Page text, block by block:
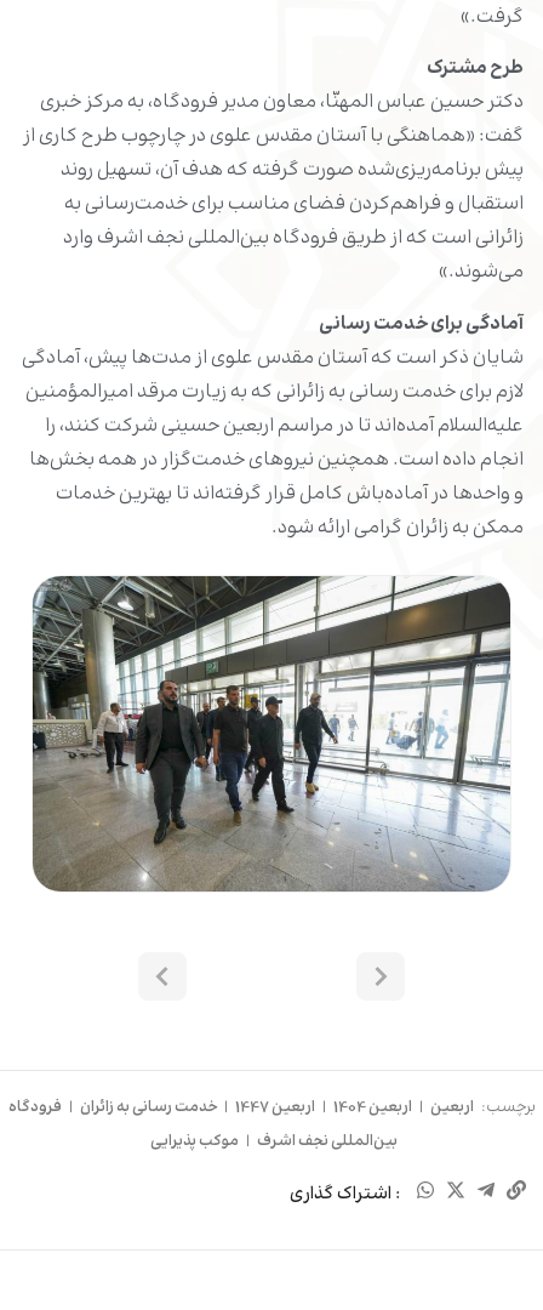
گرفت.»
طرح مشترک
دکتر حسین عباس المهنّا، معاون مدیر فرودگاه، به مرکز خبری
گفت: «هماهنگی با آستان مقدس علوی در چارچوب طرح کاری از
پیش برنامه‌ریزی‌شده صورت گرفته که هدف آن، تسهیل روند
استقبال و فراهم‌کردن فضای مناسب برای خدمت‌رسانی به
زائرانی است که از طریق فرودگاه بین‌المللی نجف اشرف وارد
می‌شوند.»
آمادگی برای خدمت رسانی
شایان ذکر است که آستان مقدس علوی از مدت‌ها پیش، آمادگی
لازم برای خدمت رسانی به زائرانی که به زیارت مرقد امیرالمؤمنین
علیه‌السلام آمده‌اند تا در مراسم اربعین حسینی شرکت کنند، را
انجام داده است. همچنین نیروهای خدمت‌گزار در همه بخش‌ها
و واحدها در آماده‌باش کامل قرار گرفته‌اند تا بهترین خدمات
ممکن به زائران گرامی ارائه شود.
برچسب: اربعین | اربعین 1404 | اربعین 1447 | خدمت رسانی به زائران | فرودگاه
بین‌المللی نجف اشرف | موکب پذیرایی
: اشتراک گذاری